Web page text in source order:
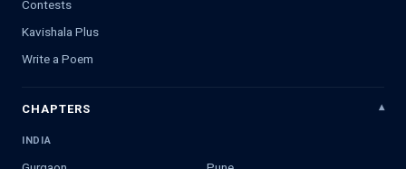
Contests
Kavishala Plus
Write a Poem
CHAPTERS
INDIA